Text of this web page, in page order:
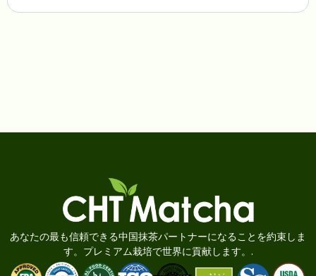
あなたの最も信頼できる中国抹茶パートナーになることを約束しま
す。プレミアム栽培で世界に貢献します。.